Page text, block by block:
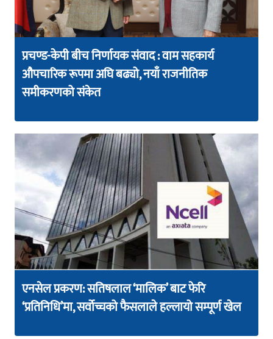
प्रचण्ड-केपी बीच निर्णायक संवाद : वाम सहकार्य
औपचारिक रूपमा अघि बढ्यो, नयाँ राजनीतिक
समीकरणको संकेत
एनसेल प्रकरण: सतिषलाल ‘मालिक’ बाट फेरि
‘प्रतिनिधि’मा, सर्वोच्चको फैसलाले हल्लायो सम्पूर्ण खेल